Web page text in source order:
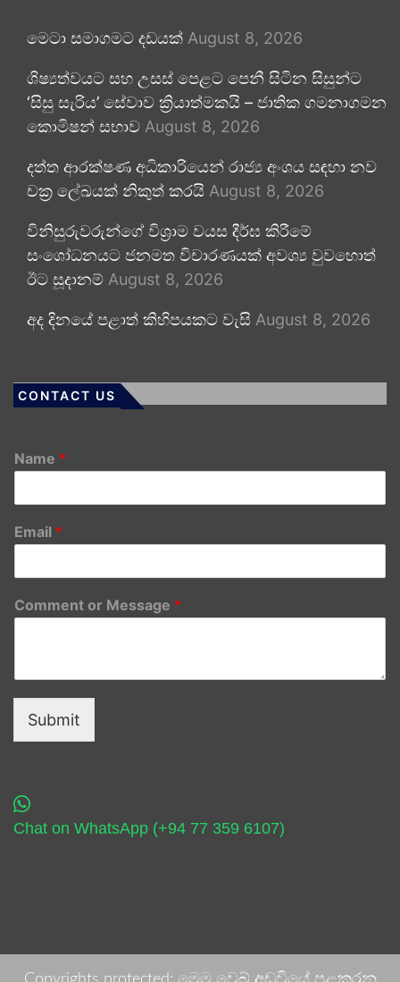
මෙටා සමාගමට දඩයක් August 8, 2026
ශිෂ්‍යත්වයට සහ උසස් පෙළට පෙනී සිටින සිසුන්ට
‘සිසු සැරිය’ සේවාව ක්‍රියාත්මකයි – ජාතික ගමනාගමන
කොමිෂන් සභාව August 8, 2026
දත්ත ආරක්ෂණ අධිකාරියෙන් රාජ්‍ය අංශය සඳහා නව
චක්‍ර ලේඛයක් නිකුත් කරයි August 8, 2026
විනිසුරුවරුන්ගේ විශ්‍රාම වයස දීර්ඝ කිරීමේ
සංශෝධනයට ජනමත විචාරණයක් අවශ්‍ය වුවහොත්
ඊට සූදානම් August 8, 2026
අද දිනයේ පළාත් කිහිපයකට වැසි August 8, 2026
CONTACT US
Name *
Email *
Comment or Message *
Submit
Chat on WhatsApp (+94 77 359 6107)